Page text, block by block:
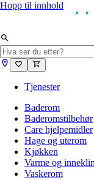
Hopp til innhold
Tjenester
Baderom
Baderomstilbehør
Care hjelpemidler
Hage og uterom
Kjøkken
Varme og
Vaskerom